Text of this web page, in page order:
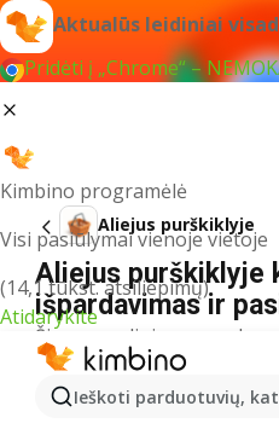
Aktualūs leidiniai
Pridėti į „Chrome“ –
Kimbino programėlė
Visi pasiūlymai vienoje vietoje
(14,1 tūkst. atsiliepimų)
Atidarykite
Ieškoti parduotuvių,
Aliejus purškiklyje
Aliejus purškiklyje
išpardavimas ir
Šiuo pavadinimu
Akcija Aliejus
nusipirkti?